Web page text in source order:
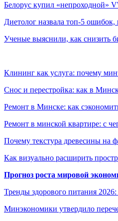
Белорус купил «непроходной»
Диетолог назвала топ-5
Ученые выяснили, как снизить
Клининг как услуга: почему
Снос и перестройка: как в
Ремонт в Минске: как
Ремонт в минской квартире: с
Почему текстура древесины на
Как визуально расширить
Прогноз роста мировой
Тренды здорового питания
Минэкономики утвердило